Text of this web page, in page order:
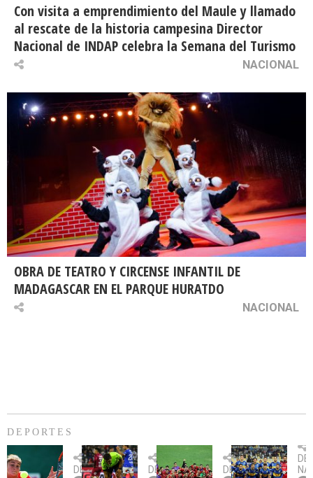
Con visita a emprendimiento del Maule y llamado
al rescate de la historia campesina Director
Nacional de INDAP celebra la Semana del Turismo
NACIONAL
OBRA DE TEATRO Y CIRCENSE INFANTIL DE
MADAGASCAR EN EL PARQUE HURATDO
NACIONAL
DEPORTES
Billie
Jean
DEPORTES
U.
Católica
DEPORTES
Copa
Sudamericana:
DEPORTES